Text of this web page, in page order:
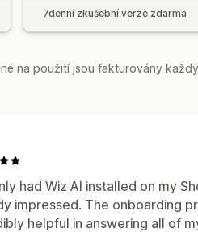
7denní zkušební verze zdarma
na použití jsou fakturovány
had Wiz AI installed on my
impressed. The onboarding
helpful in answering all of